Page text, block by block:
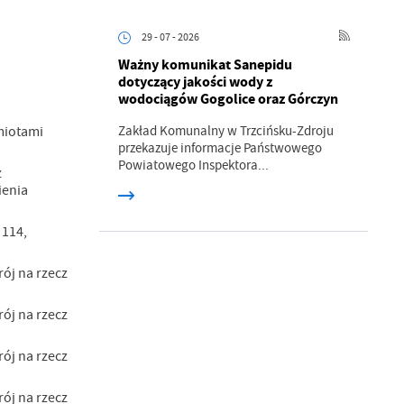
na rzecz
na rzecz
na rzecz
na rzecz
29 - 07 - 2026
Ważny komunikat Sanepidu
dotyczący jakości wody z
wodociągów Gogolice oraz Górczyn
Zakład Komunalny w Trzcińsku-Zdroju
przekazuje informacje Państwowego
Powiatowego Inspektora...